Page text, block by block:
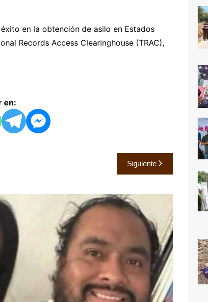
en la obtención de asilo en Estados
Records Access Clearinghouse (TRAC),
en:
Siguiente